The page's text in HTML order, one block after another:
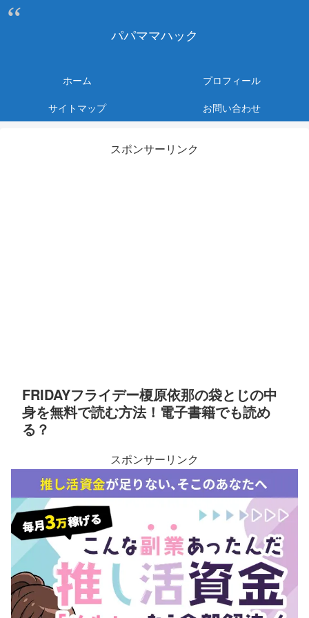
パパママハック
ホーム
プロフィール
サイトマップ
お問い合わせ
スポンサーリンク
FRIDAYフライデー榎原依那の袋とじの中
身を無料で読む方法！電子書籍でも読め
る？
スポンサーリンク